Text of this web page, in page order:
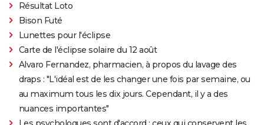
Résultat Loto
Bison Futé
Lunettes pour l'éclipse
Carte de l'éclipse solaire du 12 août
Alvaro Fernandez, pharmacien, à propos du lavage des
draps : "L'idéal est de les changer une fois par semaine, ou
au maximum tous les dix jours. Cependant, il y a des
nuances importantes"